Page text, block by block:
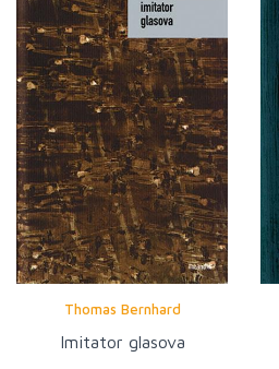
Thomas Bernhard
Imitator glasova